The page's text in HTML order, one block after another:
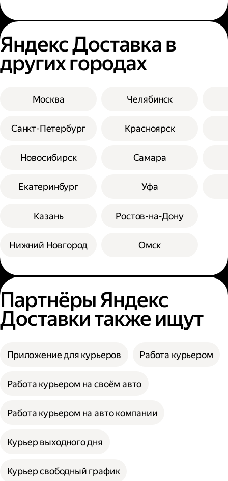
Яндекс Доставка в
других городах
Москва
Санкт-Петербург
Новосибирск
Екатеринбург
Казань
Нижний Новгород
Челябинск
Красноярск
Самара
Уфа
Ростов-на-Дону
Омск
Партнёры Яндекс
Доставки также ищут
Приложение для курьеров Работа курьером
Работа курьером на своём авто
Работа курьером на авто компании
Курьер выходного дня
Курьер свободный график